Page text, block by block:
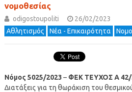
νομοθεσίας
odigostoupoliti
26/02/2023
Αθλητισμός
Νέα - Επικαιρότητα
Νόμος 5025/2023 – ΦΕΚ ΤΕΥΧΟΣ Α 42/
Διατάξεις για τη θωράκιση του